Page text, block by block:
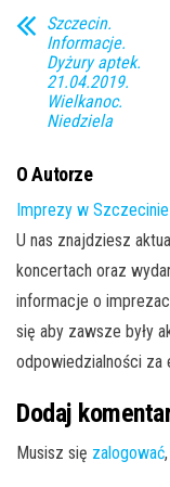
Szczecin.
Informacje.
Dyżury aptek.
21.04.2019.
Wielkanoc.
Niedziela
O Autorze
Imprezy w Szczecinie
U nas znajdziesz
koncertach oraz
informacje o
się aby zawsze były
odpowiedzialności za
Dodaj
Musisz się zalogować